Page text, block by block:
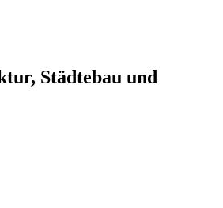
Städtebau und